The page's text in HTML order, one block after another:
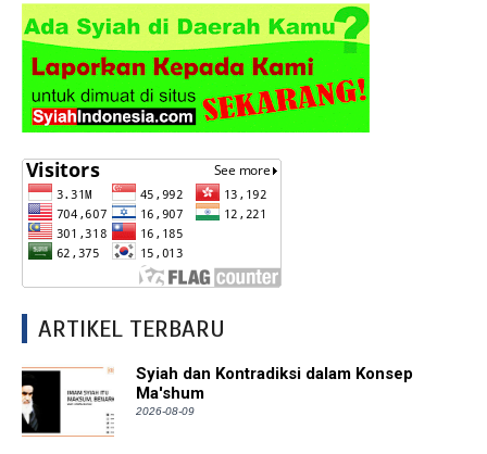
ARTIKEL TERBARU
Syiah dan Kontradiksi dalam Konsep
Ma'shum
2026-08-09